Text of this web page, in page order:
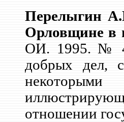
Перелыгин
Орловщине в
ОИ. 1995. №
добрых дел,
некоторыми
отношении